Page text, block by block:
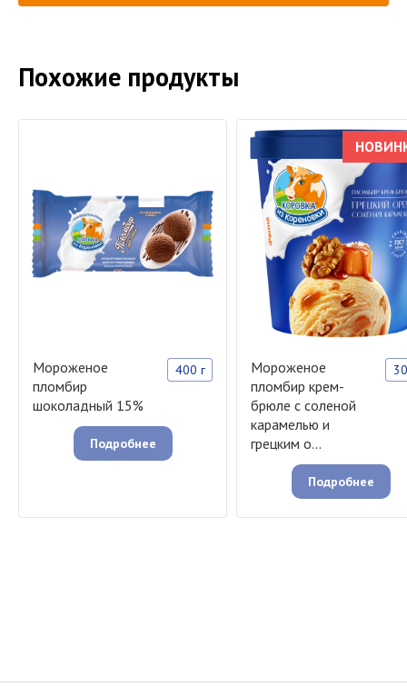
Похожие продукты
Мороженое
пломбир
шоколадный 15%
400 г
Подробнее
Мороженое
пломбир крем-
брюле с соленой
карамелью и
грецким о...
Подробнее